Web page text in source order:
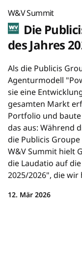
W&V Summit
Die
des Jahres
Als die Publicis
Agenturmodell
sie eine
gesamten Markt
Portfolio und baute
das aus: Während
die Publicis
W&V Summit hielt
die Laudatio auf
2025/2026", die
12. Mär 2026